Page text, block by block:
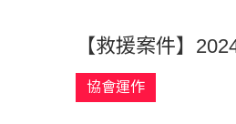
【救援案件】
協會運作